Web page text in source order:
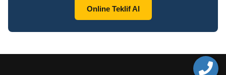
Online Teklif Al